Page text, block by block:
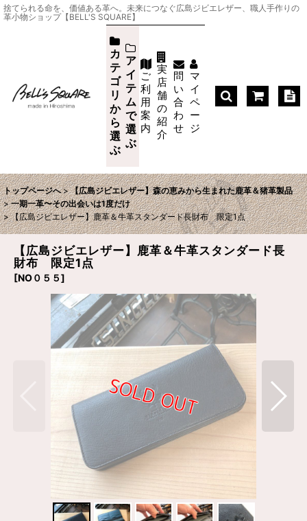
捨てられる命を、価値ある革へ。未来につなぐ広島ジビエレザー、職人手作りの
革小物ショップ【BELL'S SQUARE】
カ
テ
ゴ
リ
か
ら
選
ぶ
ア
イ
テ
ム
で
選
ぶ
ご
利
用
案
内
実
店
舗
の
紹
介
問
い
合
わ
せ
マ
イ
ペ
ー
ジ
トップページへ > 【広島ジビエレザー】森の恵みから生まれた鹿革＆猪革製品
> 一期一革〜その出会いは1度だけ
> 【広島ジビエレザー】鹿革＆牛革スタンダード長財布 限定1点
【広島ジビエレザー】鹿革＆牛革スタンダード長
財布 限定1点
[NO０５５]